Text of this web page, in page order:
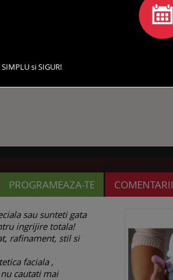
PROGRAMEAZA-TE COMENTARII
sau sunteti gata
ingrijire totala!
rafinament, stil si
faciala ,
cautati mai
si SIGUR!